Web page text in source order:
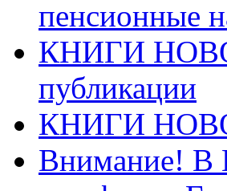
пенсионные
КНИГИ
публикации
КНИГИ
Внимание! В